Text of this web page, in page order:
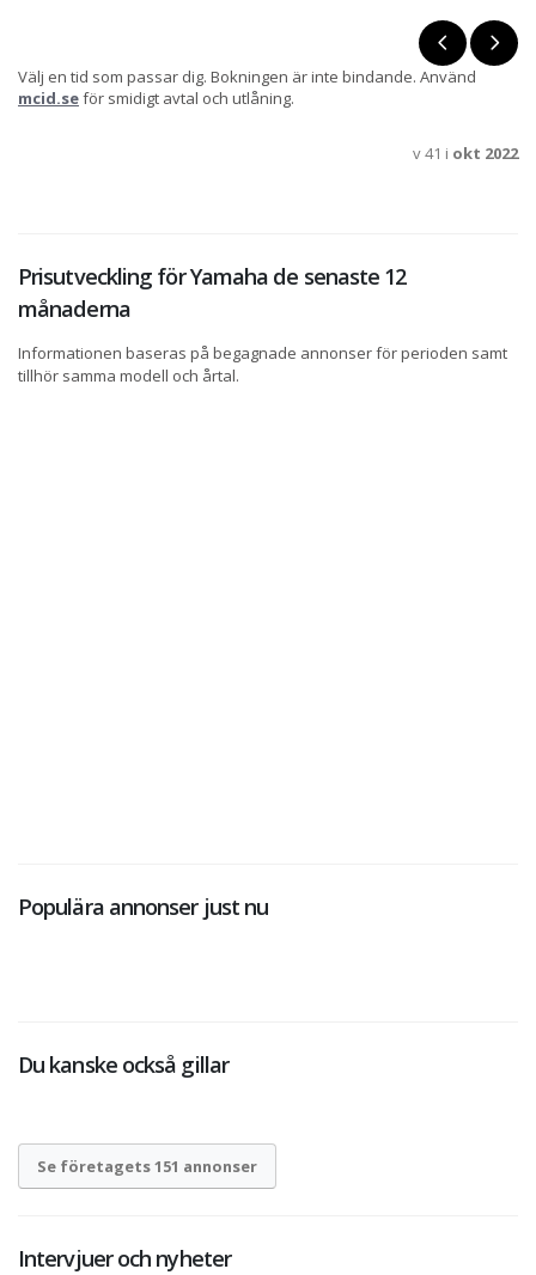
Välj en tid som passar dig. Bokningen är inte bindande. Använd
mcid.seför smidigt avtal och utlåning.
v 41 i okt 2022
Prisutveckling för Yamaha de senaste 12
månaderna
Informationen baseras på begagnade annonser för perioden samt
tillhör samma modell och årtal.
Populära annonser just nu
Du kanske också gillar
Se företagets 151 annonser
Intervjuer och nyheter